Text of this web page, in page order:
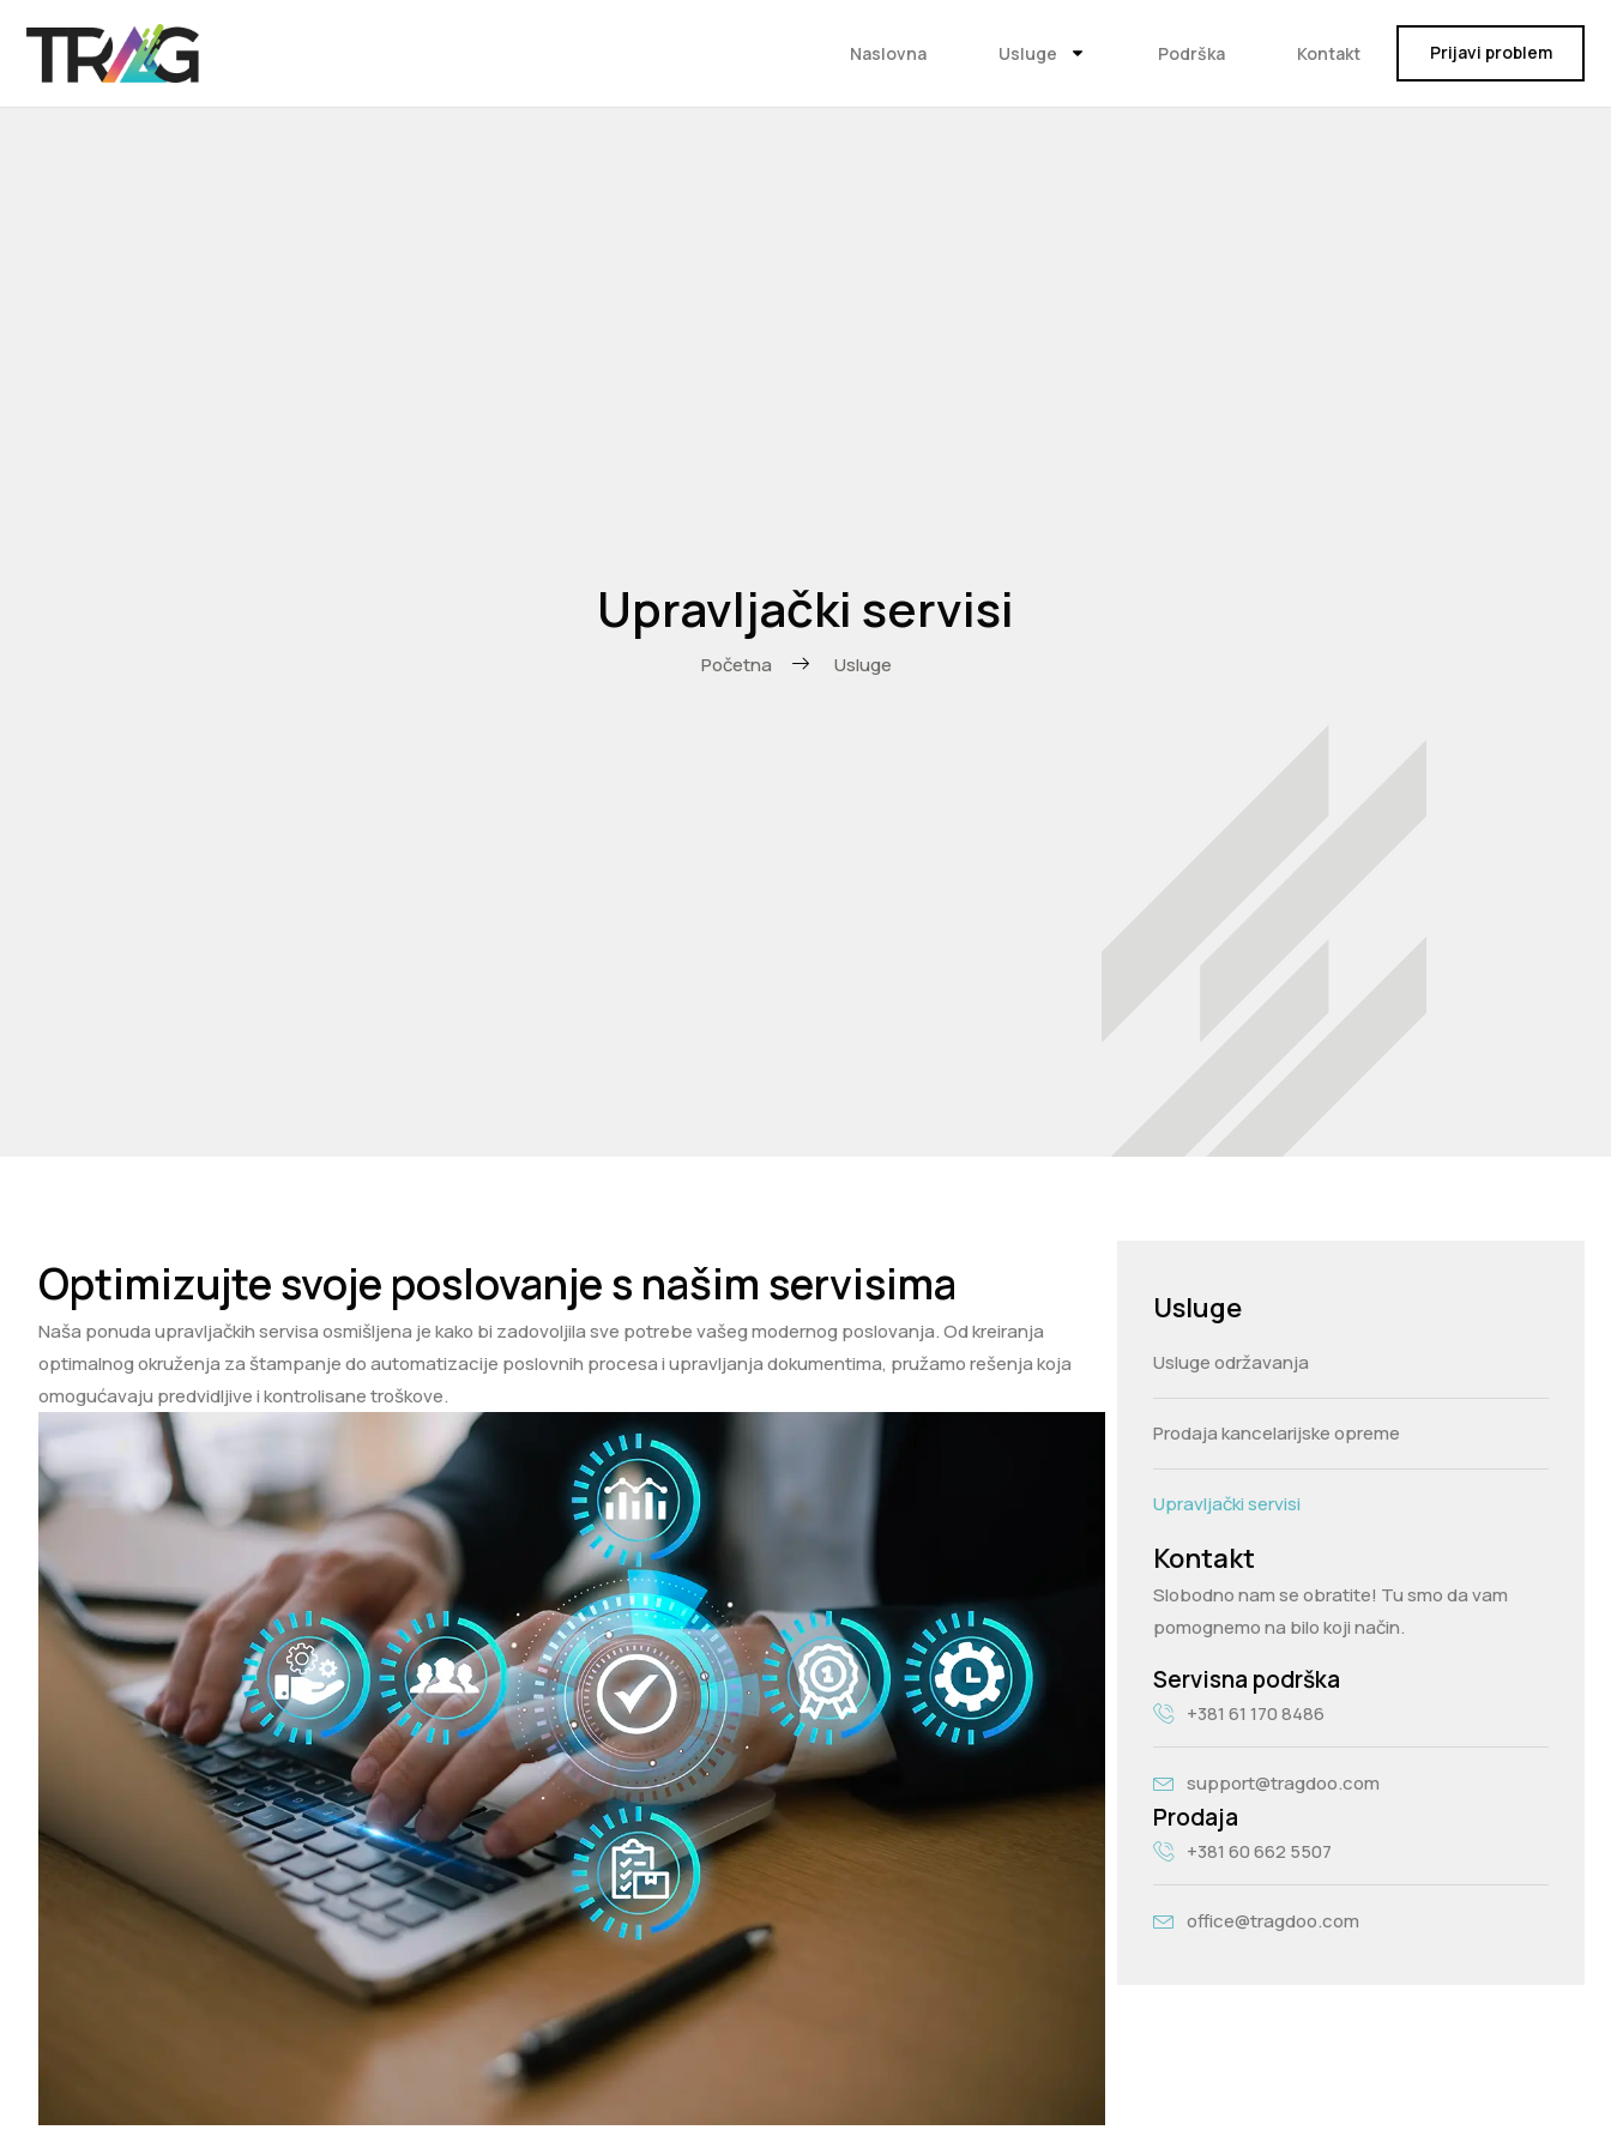
Naslovna Usluge Podrška Kontakt Prijavi problem
Upravljački servisi
Početna Usluge
Optimizujte svoje poslovanje s našim servisima
Naša ponuda upravljačkih servisa osmišljena je kako bi zadovoljila sve potrebe vašeg modernog poslovanja. Od kreiranja
optimalnog okruženja za štampanje do automatizacije poslovnih procesa i upravljanja dokumentima, pružamo rešenja koja
omogućavaju predvidljive i kontrolisane troškove.
Usluge
Usluge održavanja
Prodaja kancelarijske opreme
Upravljački servisi
Kontakt
Slobodno nam se obratite! Tu smo da vam
pomognemo na bilo koji način.
Servisna podrška
+381 61 170 8486
support@tragdoo.com
Prodaja
+381 60 662 5507
office@tragdoo.com